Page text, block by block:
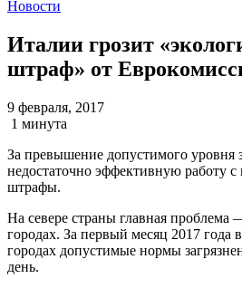
Новости
Италии грозит
штраф» от
9 февраля, 2017
1 минута
За превышение допустимого уровня
недостаточно эффективную работу
штрафы.
На севере страны главная проблема
городах. За первый месяц 2017 года
городах допустимые нормы
день.